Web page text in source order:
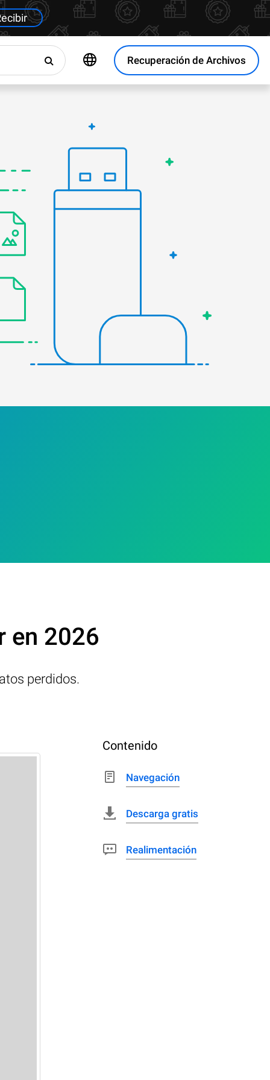
Recuperación de Archivos
en 2026
perdidos.
Contenido
Navegación
Descarga gratis
Realimentación